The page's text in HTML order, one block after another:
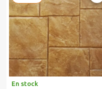
En stock